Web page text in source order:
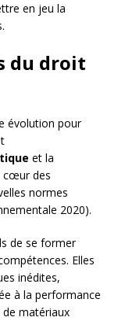
en jeu la
du droit
évolution pour
et la
cœur des
normes
2020).
de se former
Elles
inédites,
à la performance
de matériaux